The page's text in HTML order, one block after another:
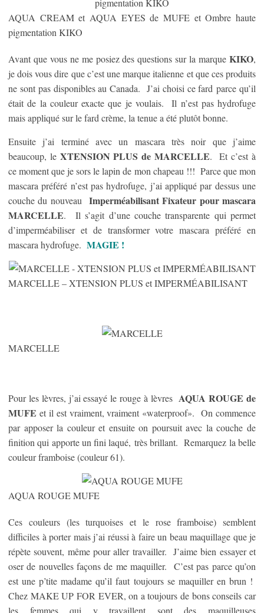
AQUA CREAM et AQUA EYES de MUFE et Ombre haute
pigmentation KIKO
Avant que vous ne me posiez des questions sur la marque KIKO,
je dois vous dire que c’est une marque italienne et que ces produits
ne sont pas disponibles au Canada. J’ai choisi ce fard parce qu’il
était de la couleur exacte que je voulais. Il n’est pas hydrofuge
mais appliqué sur le fard crème, la tenue a été plutôt bonne.
Ensuite j’ai terminé avec un mascara très noir que j’aime
beaucoup, le XTENSION PLUS de MARCELLE. Et c’est à
ce moment que je sors le lapin de mon chapeau !!! Parce que mon
mascara préféré n’est pas hydrofuge, j’ai appliqué par dessus une
couche du nouveauImperméabilisant Fixateur pour mascara
MARCELLE. Il s’agit d’une couche transparente qui permet
d’imperméabiliser et de transformer votre mascara préféré en
mascara hydrofuge. MAGIE !
MARCELLE – XTENSION PLUS et IMPERMÉABILISANT
MARCELLE
Pour les lèvres, j’ai essayé le rouge à lèvres AQUA ROUGE de
MUFE et il est vraiment, vraiment «waterproof». On commence
par apposer la couleur et ensuite on poursuit avec la couche de
finition qui apporte un fini laqué, très brillant. Remarquez la belle
couleur framboise (couleur 61).
AQUA ROUGE MUFE
Ces couleurs (les turquoises et le rose framboise) semblent
difficiles à porter mais j’ai réussi à faire un beau maquillage que je
répète souvent, même pour aller travailler. J’aime bien essayer et
oser de nouvelles façons de me maquiller. C’est pas parce qu’on
est une p’tite madame qu’il faut toujours se maquiller en brun !
Chez MAKE UP FOR EVER, on a toujours de bons conseils car
les femmes qui y travaillent sont des maquilleuses